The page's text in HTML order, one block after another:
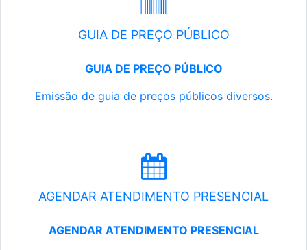
GUIA DE PREÇO PÚBLICO
GUIA DE PREÇO PÚBLICO
Emissão de guia de preços públicos diversos.
AGENDAR ATENDIMENTO PRESENCIAL
AGENDAR ATENDIMENTO PRESENCIAL